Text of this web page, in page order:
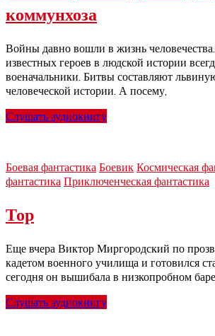
коммунхоза
Войны давно вошли в жизнь
известных героев в людской истории
военачальники. Битвы составляют
человеческой истории. А посему,
Слушать аудиокнигу
Боевая фантастика Боевик Космическая
фантастика Приключенческая фантастика
Тор
Еще вчера Виктор Миргородский по
кадетом военного училища и готовился
сегодня он вышибала в низкопробном
Слушать аудиокнигу